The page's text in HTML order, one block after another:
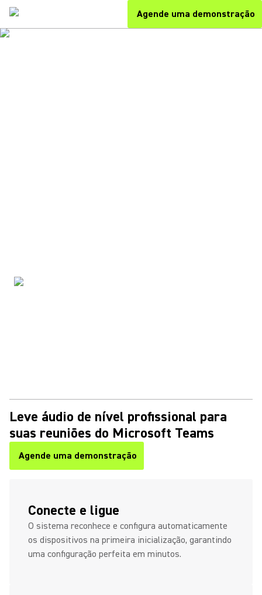
Agende uma demonstração
Leve áudio de nível profissional para
suas reuniões do Microsoft Teams
Agende uma demonstração
Conecte e ligue
O sistema reconhece e configura automaticamente
os dispositivos na primeira inicialização, garantindo
uma configuração perfeita em minutos.